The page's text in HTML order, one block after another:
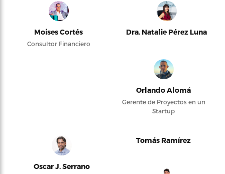
Moises Cortés
Consultor Financiero
Dra. Natalie Pérez Luna
Orlando Alomá
Gerente de Proyectos en un
Startup
Oscar J. Serrano
Tomás Ramírez